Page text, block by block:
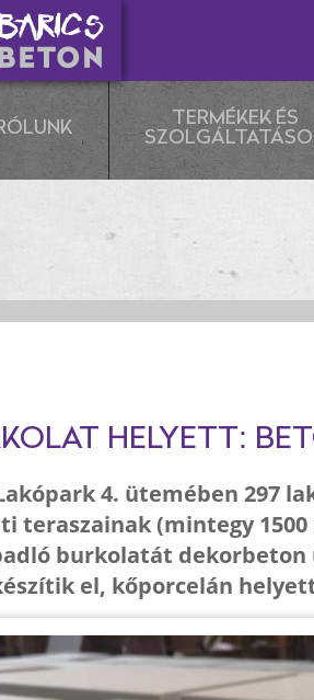
TERMÉKEK ÉS
HELYETT:
4. ütemében 297
teraszainak (mintegy 1500
burkolatát dekorbeton
el, kőporcelán